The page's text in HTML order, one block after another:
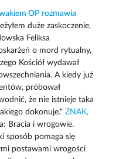
OP rozmawia
duże zaskoczenie,
Feliksa
o mord rytualny,
Kościół wydawał
A kiedy już
próbował
że nie istnieje taka
dokonuje." ZNAK,
Bracia i wrogowie.
sposób pomaga się
postawami wrogości